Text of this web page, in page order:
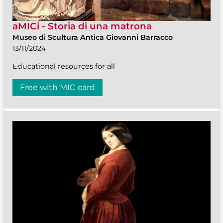
aMICi - Storia di una matrona
Museo di Scultura Antica Giovanni Barracco
13/11/2024
Educational resources for all
Free with MIC card